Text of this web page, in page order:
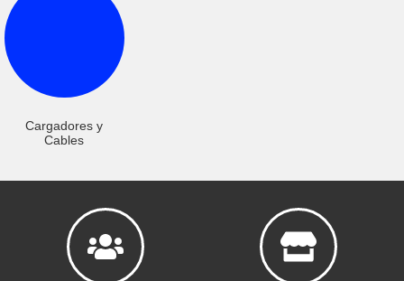
Cargadores y
Cables